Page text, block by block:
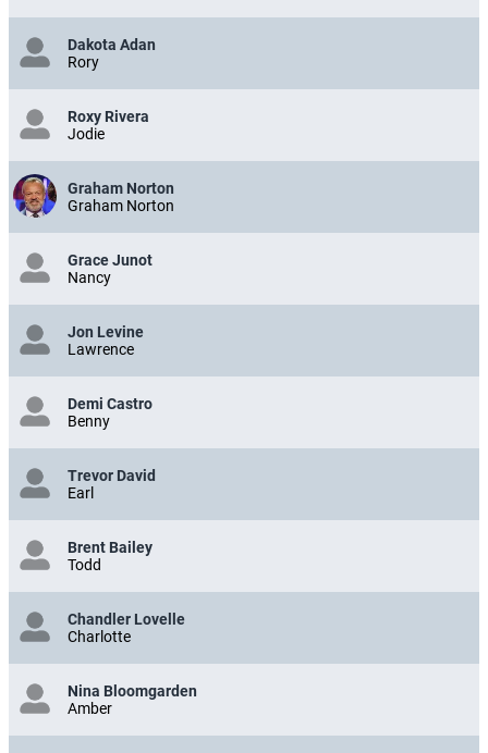
Dakota Adan
Rory
Roxy Rivera
Jodie
Graham Norton
Graham Norton
Grace Junot
Nancy
Jon Levine
Lawrence
Demi Castro
Benny
Trevor David
Earl
Brent Bailey
Todd
Chandler Lovelle
Charlotte
Nina Bloomgarden
Amber